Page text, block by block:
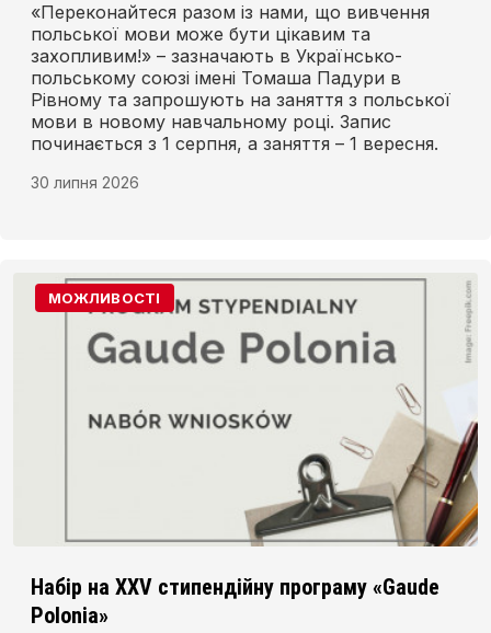
«Переконайтеся разом із нами, що вивчення
польської мови може бути цікавим та
захопливим!» – зазначають в Українсько-
польському союзі імені Томаша Падури в
Рівному та запрошують на заняття з польської
мови в новому навчальному році. Запис
починається з 1 серпня, а заняття – 1 вересня.
30 липня 2026
МОЖЛИВОСТІ
Набір на XXV стипендійну програму «Gaude
Polonia»